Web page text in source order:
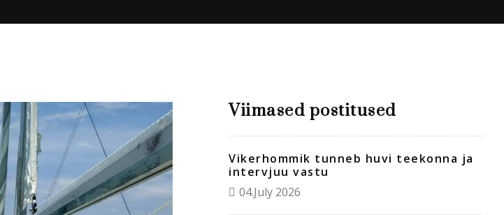
Viimased postitused
Vikerhommik tunneb huvi teekonna ja
intervjuu vastu
04.July 2026